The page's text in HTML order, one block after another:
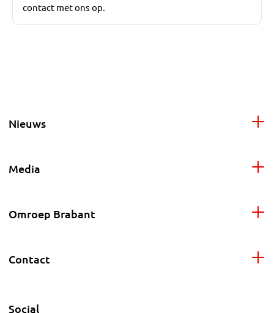
contact met ons op.
Nieuws
Media
Omroep Brabant
Contact
Social